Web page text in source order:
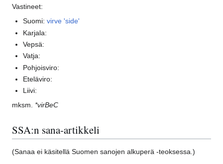
Vastineet:
Suomi:virve 'side'
Karjala:
Vepsä:
Vatja:
Pohjoisviro:
Eteläviro:
Liivi:
mksm. *virBeC
SSA:n sana-artikkeli
(Sanaa ei käsitellä Suomen sanojen alkuperä -teoksessa.)